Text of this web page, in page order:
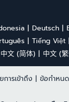
Deutsch
Tiếng Việt
中文 (简体) 中文 (
การเข้าถึง | ข้อกำหน